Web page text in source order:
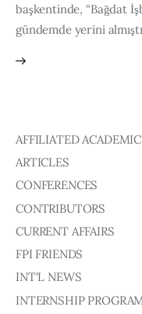
Courses
Articles
President
Board of Directors
Advisory Board
Academic Board
Policy and
Contacts
başkentinde, “Bağdat
gündemde yerini
AFFILIATED
ARTICLES
CONFERENCES
CONTRIBUTORS
CURRENT AFFAIRS
FPI FRIENDS
INT'L NEWS
INTERNSHIP